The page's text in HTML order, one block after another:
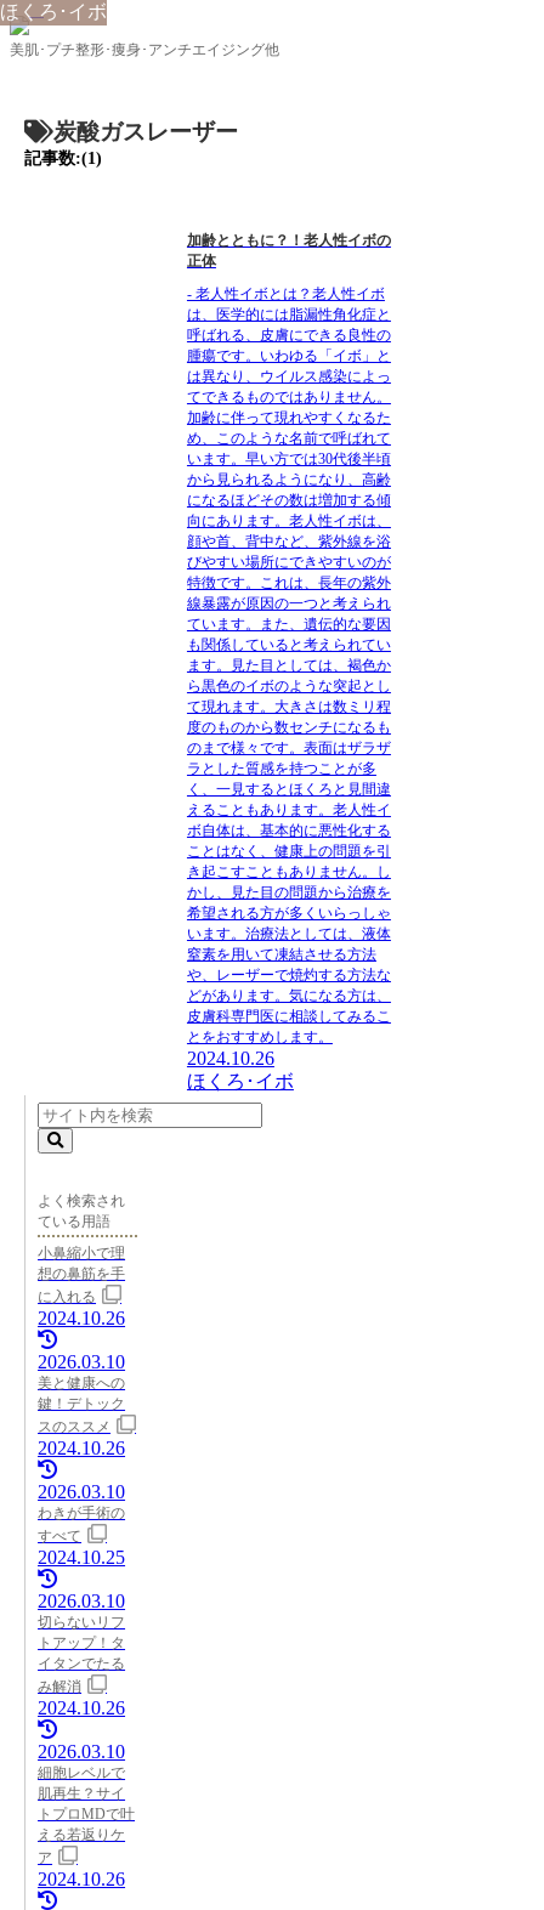
美肌･プチ整形･痩身･アンチエイジング他
炭酸ガスレーザー
記事数:(1)
ほくろ･イボ
加齢とともに？！老人性イボの
正体
- 老人性イボとは？老人性イボ
は、医学的には脂漏性角化症と
呼ばれる、皮膚にできる良性の
腫瘍です。いわゆる「イボ」と
は異なり、ウイルス感染によっ
てできるものではありません。
加齢に伴って現れやすくなるた
め、このような名前で呼ばれて
います。早い方では30代後半頃
から見られるようになり、高齢
になるほどその数は増加する傾
向にあります。老人性イボは、
顔や首、背中など、紫外線を浴
びやすい場所にできやすいのが
特徴です。これは、長年の紫外
線暴露が原因の一つと考えられ
ています。また、遺伝的な要因
も関係していると考えられてい
ます。見た目としては、褐色か
ら黒色のイボのような突起とし
て現れます。大きさは数ミリ程
度のものから数センチになるも
のまで様々です。表面はザラザ
ラとした質感を持つことが多
く、一見するとほくろと見間違
えることもあります。老人性イ
ボ自体は、基本的に悪性化する
ことはなく、健康上の問題を引
き起こすこともありません。し
かし、見た目の問題から治療を
希望される方が多くいらっしゃ
います。治療法としては、液体
窒素を用いて凍結させる方法
や、レーザーで焼灼する方法な
どがあります。気になる方は、
皮膚科専門医に相談してみるこ
とをおすすめします。
2024.10.26
ほくろ･イボ
よく検索され
ている用語
小鼻縮小で理
想の鼻筋を手
に入れる
2024.10.26
2026.03.10
美と健康への
鍵！デトック
スのススメ
2024.10.26
2026.03.10
わきが手術の
すべて
2024.10.25
2026.03.10
切らないリフ
トアップ！タ
イタンでたる
み解消
2024.10.26
2026.03.10
細胞レベルで
肌再生？サイ
トプロMDで叶
える若返りケ
ア
2024.10.26